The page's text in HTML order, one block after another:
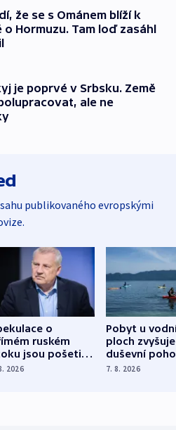
že se s Ománem blíží k
o Hormuzu. Tam loď zasáhl
je poprvé v Srbsku. Země
ale ne
publikovaného evropskými
o
ruském
jsou pošetilé,
estonský
2026
Pobyt u
ploch zvyšuje
duševní
ukázala
7. 8. 2026